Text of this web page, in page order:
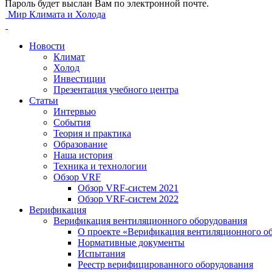
Пароль будет выслан Вам по электронной почте.
Мир Климата и Холода
Новости
Климат
Холод
Инвестиции
Презентация учебного центра
Статьи
Интервью
События
Теория и практика
Образование
Наша история
Техника и технологии
Обзор VRF
Обзор VRF-систем 2021
Обзор VRF-систем 2022
Верификация
Верификация вентиляционного оборудования
О проекте «Верификация вентиляционного
Нормативные документы
Испытания
Реестр верифицированного оборудования